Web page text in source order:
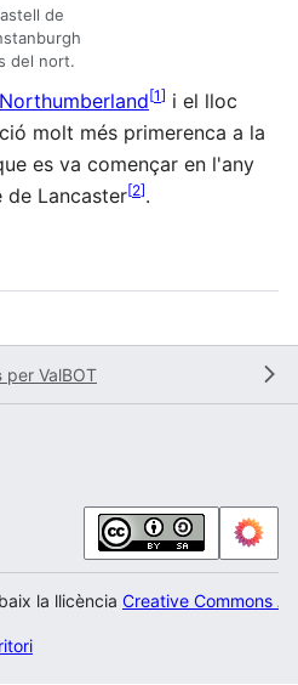
de
del nort.
Northumberland[1] i el lloc
molt més primerenca a la
es va començar en l'any
de Lancaster[2].
per ValBOT
la llicència Creative Commons